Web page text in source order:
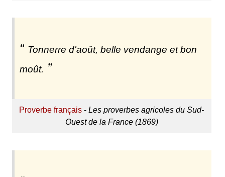
Tonnerre d'août, belle vendange et bon
moût.
Proverbe français -Les proverbes agricoles du Sud-
Ouest de la France (1869)